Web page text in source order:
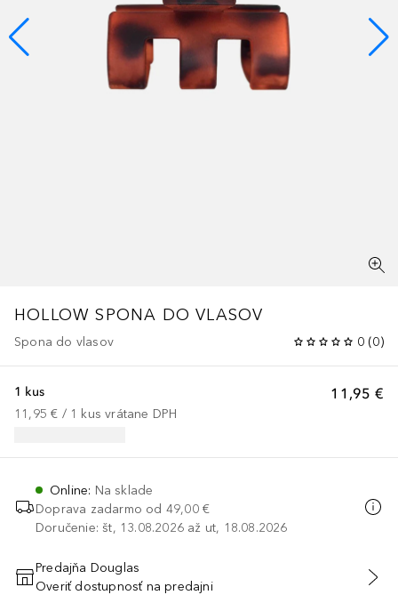
HOLLOW SPONA DO VLASOV
Spona do vlasov 0 (0)
11,95 €
1 kus
11,95 € / 1 kus vrátane DPH
Online: Na sklade
Doprava zadarmo od 49,00 €
Doručenie: št, 13.08.2026 až ut, 18.08.2026
PRIDAŤ DO KOŠÍKA
Predajňa Douglas
Overiť dostupnosť na predajni